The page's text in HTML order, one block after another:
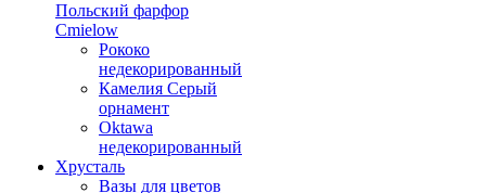
Польский фарфор
Сmielow
Рококо
недекорированный
Камелия Серый
орнамент
Oktawa
недекорированный
Хрусталь
Вазы для цветов